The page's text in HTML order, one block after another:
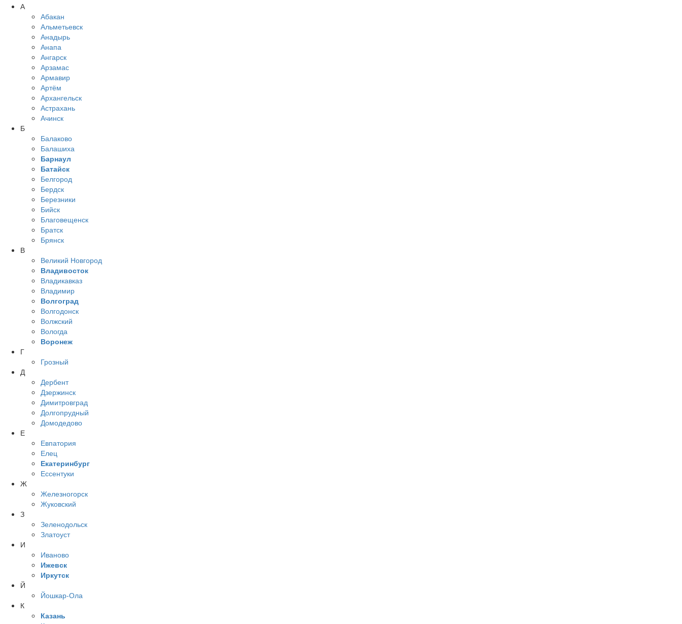
А
Абакан
Альметьевск
Анадырь
Анапа
Ангарск
Арзамас
Армавир
Артём
Архангельск
Астрахань
Ачинск
Б
Балаково
Балашиха
Барнаул
Батайск
Белгород
Бердск
Березники
Бийск
Благовещенск
Братск
Брянск
В
Великий Новгород
Владивосток
Владикавказ
Владимир
Волгоград
Волгодонск
Волжский
Вологда
Воронеж
Г
Грозный
Д
Дербент
Дзержинск
Димитровград
Долгопрудный
Домодедово
Е
Евпатория
Елец
Екатеринбург
Ессентуки
Ж
Железногорск
Жуковский
З
Зеленодольск
Златоуст
И
Иваново
Ижевск
Иркутск
Й
Йошкар-Ола
К
Казань